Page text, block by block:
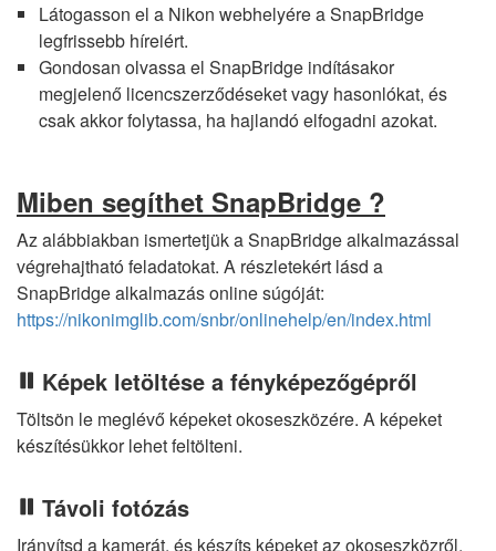
Látogasson el a Nikon webhelyére a SnapBridge
legfrissebb híreiért.
Gondosan olvassa el SnapBridge indításakor
megjelenő licencszerződéseket vagy hasonlókat, és
csak akkor folytassa, ha hajlandó elfogadni azokat.
Miben segíthet SnapBridge ?
Az alábbiakban ismertetjük a SnapBridge alkalmazással
végrehajtható feladatokat. A részletekért lásd a
SnapBridge alkalmazás online súgóját:
https://nikonimglib.com/snbr/onlinehelp/en/index.html
Képek letöltése a fényképezőgépről
Töltsön le meglévő képeket okoseszközére. A képeket
készítésükkor lehet feltölteni.
Távoli fotózás
Irányítsd a kamerát, és készíts képeket az okoseszközről.